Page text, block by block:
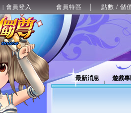
| 會員登入 會員特區 點數 / 儲
最新消息 遊戲